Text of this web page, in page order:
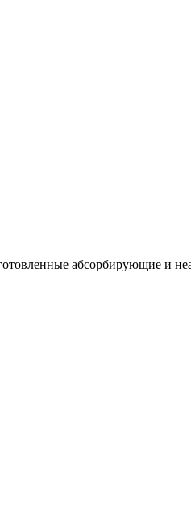
абсорбирующие и